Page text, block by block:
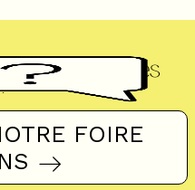
fréquentes
FOIRE